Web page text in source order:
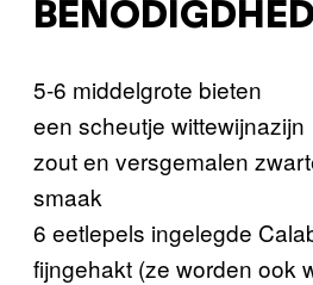
5-6 middelgrote bieten
een scheutje wittewijnazijn
zout en versgemalen
smaak
6 eetlepels ingelegde
fijngehakt (ze worden ook